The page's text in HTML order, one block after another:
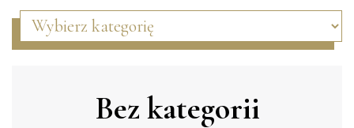
Bez kategorii